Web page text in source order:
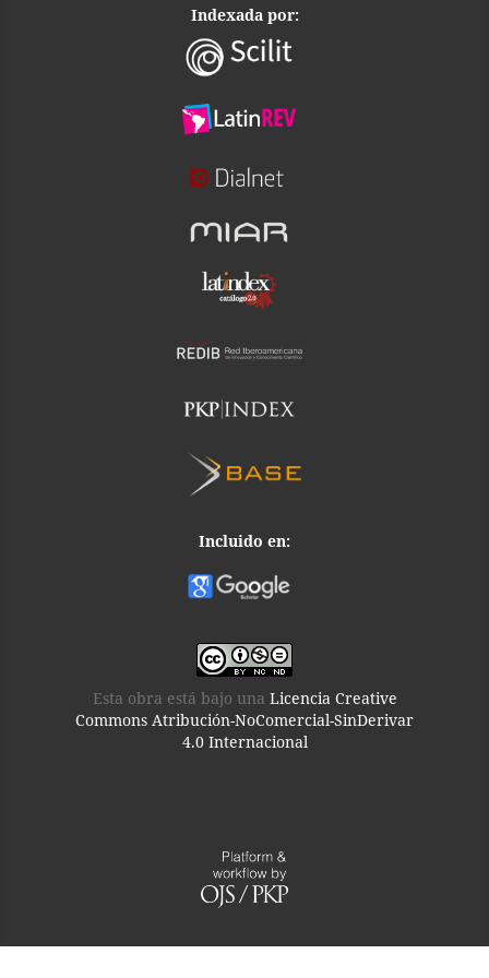
Indexada por:
Incluido en:
Esta obra está bajo una Licencia Creative
Commons Atribución-NoComercial-SinDerivar
4.0 Internacional